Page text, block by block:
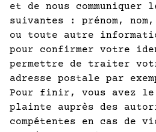
et de nous communiquer
suivantes : prénom,
ou toute autre
pour confirmer votre
permettre de traiter
adresse postale par
Pour finir, vous avez le
plainte auprès des
compétentes en cas de